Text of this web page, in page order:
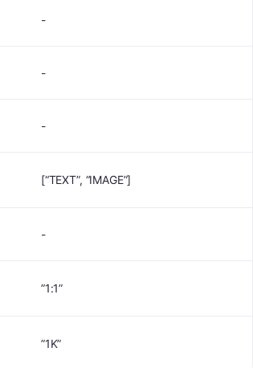
-
-
-
[“TEXT”, “IMAGE”]
-
”1:1”
”1K”